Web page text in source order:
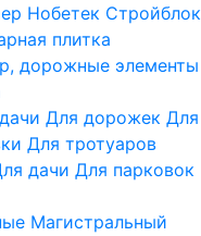
Нобетек Стройблок
плитка
дорожные элементы
Для дорожек Для
Для тротуаров
дачи Для парковок
Магистральный